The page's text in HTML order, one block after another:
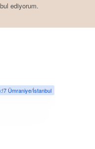
ediyorum.
Ümraniye/İstanbul